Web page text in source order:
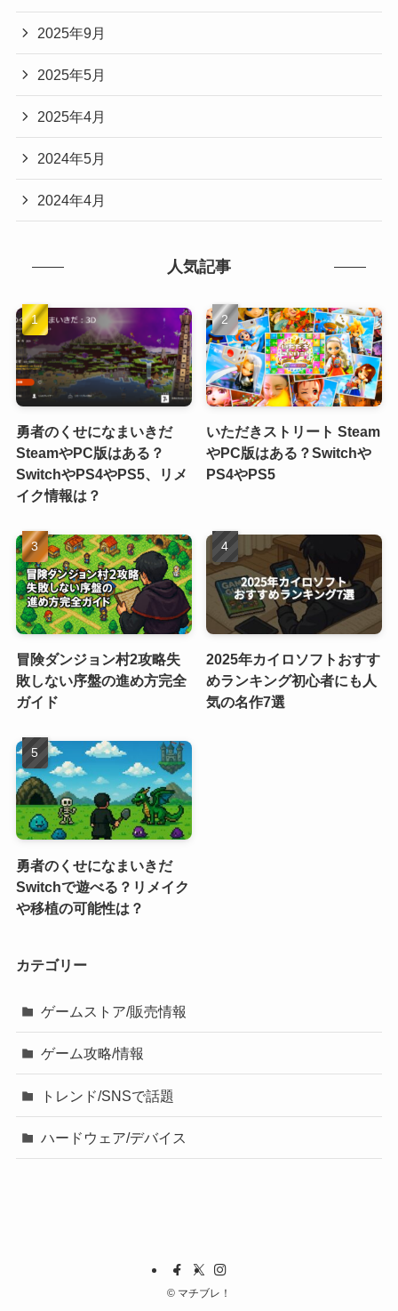
2025年9月
2025年5月
2025年4月
2024年5月
2024年4月
人気記事
勇者のくせになまいきだ
SteamやPC版はある？
SwitchやPS4やPS5、リメ
イク情報は？
いただきストリート Steam
やPC版はある？Switchや
PS4やPS5
冒険ダンジョン村2攻略失
敗しない序盤の進め方完全
ガイド
2025年カイロソフトおすす
めランキング初心者にも人
気の名作7選
勇者のくせになまいきだ
Switchで遊べる？リメイク
や移植の可能性は？
カテゴリー
ゲームストア/販売情報
ゲーム攻略/情報
トレンド/SNSで話題
ハードウェア/デバイス
© マチブレ！